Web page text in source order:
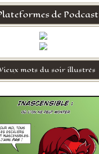
de Podcast
mots du soir illustrés